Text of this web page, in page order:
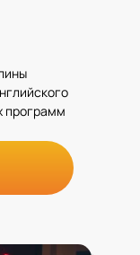
программ